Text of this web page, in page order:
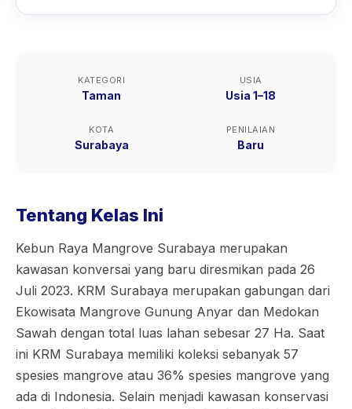
KATEGORI
Taman
USIA
Usia 1–18
KOTA
Surabaya
PENILAIAN
Baru
Tentang Kelas Ini
Kebun Raya Mangrove Surabaya merupakan
kawasan konversai yang baru diresmikan pada 26
Juli 2023. KRM Surabaya merupakan gabungan dari
Ekowisata Mangrove Gunung Anyar dan Medokan
Sawah dengan total luas lahan sebesar 27 Ha. Saat
ini KRM Surabaya memiliki koleksi sebanyak 57
spesies mangrove atau 36% spesies mangrove yang
ada di Indonesia. Selain menjadi kawasan konservasi